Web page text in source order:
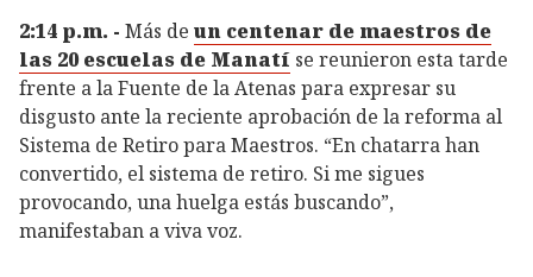
2:14 p.m. - Más de un centenar de maestros de
las 20 escuelas de Manatí se reunieron esta tarde
frente a la Fuente de la Atenas para expresar su
disgusto ante la reciente aprobación de la reforma al
Sistema de Retiro para Maestros. “En chatarra han
convertido, el sistema de retiro. Si me sigues
provocando, una huelga estás buscando”,
manifestaban a viva voz.